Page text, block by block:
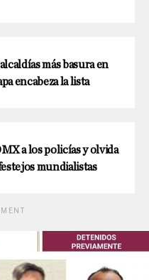
más basura en
encabeza la lista
a los policías y olvida
mundialistas